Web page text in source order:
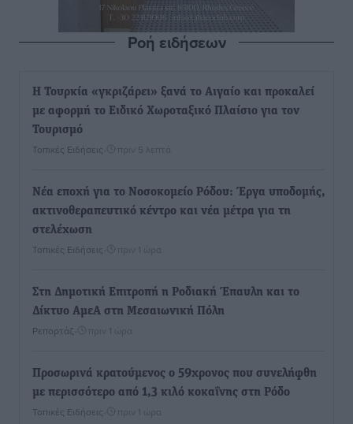
Ροή ειδήσεων
Η Τουρκία «γκριζάρει» ξανά το Αιγαίο και προκαλεί
με αφορμή το Ειδικό Χωροταξικό Πλαίσιο για τον
Τουρισμό
Τοπικές Ειδήσεις πριν 5 λεπτά
Νέα εποχή για το Νοσοκομείο Ρόδου: Έργα υποδομής,
ακτινοθεραπευτικό κέντρο και νέα μέτρα για τη
στελέχωση
Τοπικές Ειδήσεις πριν 1 ώρα
Στη Δημοτική Επιτροπή η Ροδιακή Έπαυλη και το
Δίκτυο ΑμεΑ στη Μεσαιωνική Πόλη
Ρεπορτάζ πριν 1 ώρα
Προσωρινά κρατούμενος ο 59χρονος που συνελήφθη
με περισσότερο από 1,3 κιλό κοκαΐνης στη Ρόδο
Τοπικές Ειδήσεις πριν 1 ώρα